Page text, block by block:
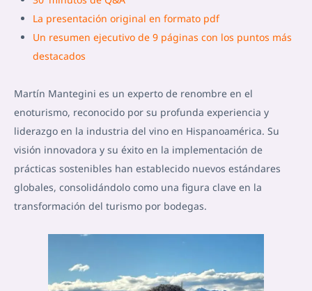
La presentación original en formato pdf
Un resumen ejecutivo de 9 páginas con los puntos más
destacados
Martín Mantegini es un experto de renombre en el
enoturismo, reconocido por su profunda experiencia y
liderazgo en la industria del vino en Hispanoamérica. Su
visión innovadora y su éxito en la implementación de
prácticas sostenibles han establecido nuevos estándares
globales, consolidándolo como una figura clave en la
transformación del turismo por bodegas.